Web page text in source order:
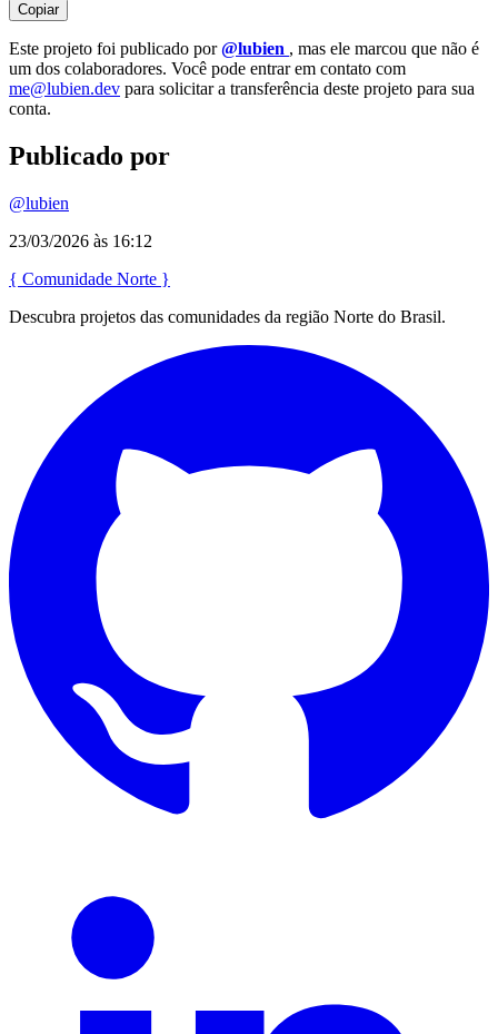
Copiar
Este projeto foi publicado por@lubien , mas ele marcou que não é
um dos colaboradores. Você pode entrar em contato com
me@lubien.dev para solicitar a transferência deste projeto para sua
conta.
Publicado por
@lubien
23/03/2026 às 16:12
{ Comunidade Norte }
Descubra projetos das comunidades da região Norte do Brasil.